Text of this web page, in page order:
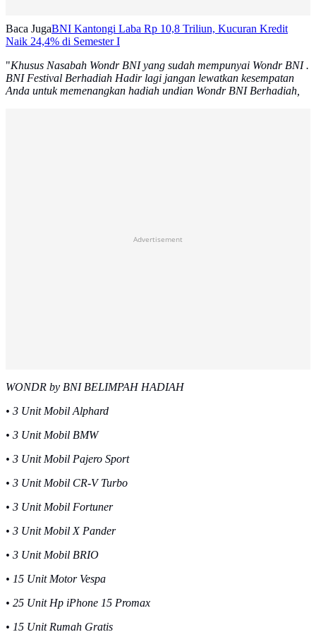
Baca JugaBNI Kantongi Laba Rp 10,8 Triliun, Kucuran Kredit
Naik 24,4% di Semester I
"Khusus Nasabah Wondr BNI yang sudah mempunyai Wondr BNI .
BNI Festival Berhadiah Hadir lagi jangan lewatkan kesempatan
Anda untuk memenangkan hadiah undian Wondr BNI Berhadiah,
Advertisement
WONDR by BNI BELIMPAH HADIAH
• 3 Unit Mobil Alphard
• 3 Unit Mobil BMW
• 3 Unit Mobil Pajero Sport
• 3 Unit Mobil CR-V Turbo
• 3 Unit Mobil Fortuner
• 3 Unit Mobil X Pander
• 3 Unit Mobil BRIO
• 15 Unit Motor Vespa
• 25 Unit Hp iPhone 15 Promax
• 15 Unit Rumah Gratis